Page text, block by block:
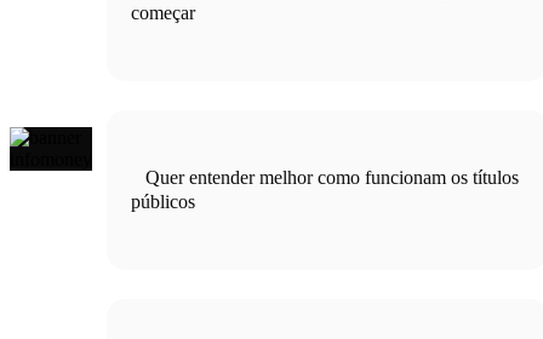
começar
Quer entender melhor como funcionam os títulos
públicos